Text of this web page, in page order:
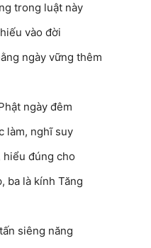
trong luật này
vào đời
ngày vững thêm
ngày đêm
làm, nghĩ suy
đúng cho
ba là kính Tăng
siêng năng